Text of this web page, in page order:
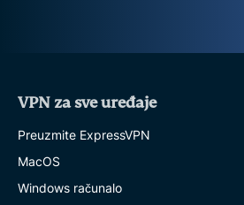
VPN za sve uređaje
Preuzmite ExpressVPN
MacOS
Windows računalo